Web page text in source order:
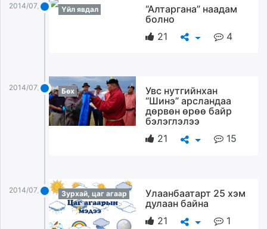
2014/07/13 Үйл явдал
“Алтаргана” наадам
болно
21
4
2014/07/13 Бөх
Увс нутгийнхан
“Шинэ” арсландаа
дөрвөн өрөө байр
бэлэглэлээ
21
15
2014/07/13 Зурхай, цаг агаар
Улаанбаатарт 25 хэм
дулаан байна
21
1